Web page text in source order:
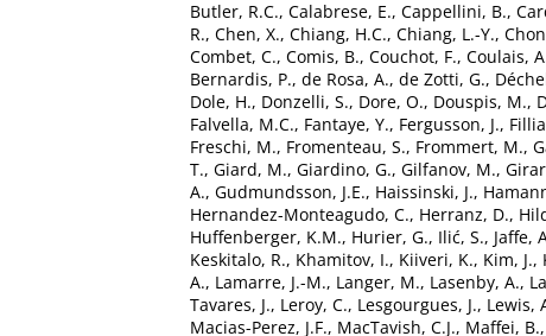
Butler, R.C., Calabrese, E., Cappellini, B.,
R., Chen, X., Chiang, H.C., Chiang, L.-Y.,
Combet, C., Comis, B., Couchot, F., Coulais,
Bernardis, P., de Rosa, A., de Zotti, G.,
Dole, H., Donzelli, S., Dore, O., Douspis, M.,
Falvella, M.C., Fantaye, Y., Fergusson, J.,
Freschi, M., Fromenteau, S., Frommert, M.,
T., Giard, M., Giardino, G., Gilfanov, M.,
A., Gudmundsson, J.E., Haissinski, J.,
Hernandez-Monteagudo, C., Herranz, D.,
Huffenberger, K.M., Hurier, G., Ilić, S., Jaffe,
Keskitalo, R., Khamitov, I., Kiiveri, K., Kim, J.,
A., Lamarre, J.-M., Langer, M., Lasenby, A.,
Tavares, J., Leroy, C., Lesgourgues, J., Lewis,
Macias-Perez, J.F., MacTavish, C.J., Maffei, B.,